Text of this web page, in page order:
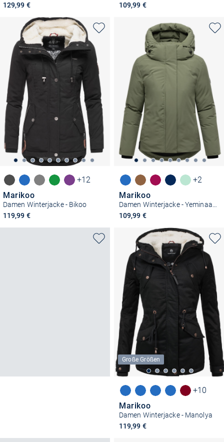
129,99 €
109,99 €
+12
Marikoo
Damen Winterjacke - Bikoo
119,99 €
+2
Marikoo
109,99 €
Große Größen
+10
Marikoo
Damen Winterjacke - Manolya
119,99 €